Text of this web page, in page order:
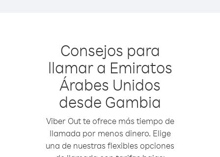
Consejos para
llamar a Emiratos
Árabes Unidos
desde Gambia
Viber Out te ofrece más tiempo de
llamada por menos dinero. Elige
una de nuestras flexibles opciones